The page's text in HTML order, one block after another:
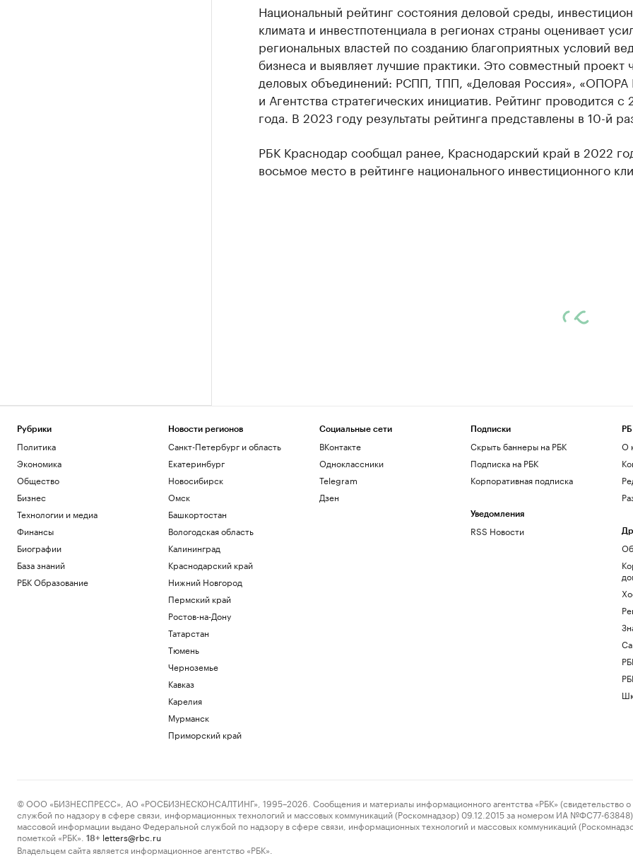
Национальный рейтинг состояния деловой среды,
климата и инвестпотенциала в регионах страны оценивает
региональных властей по созданию благоприятных условий
бизнеса и выявляет лучшие практики. Это совместный проект
деловых объединений: РСПП, ТПП, «Деловая Россия», «ОПОРА
и Агентства стратегических инициатив. Рейтинг проводится с
года. В 2023 году результаты рейтинга представлены в 10-й
РБК Краснодар сообщал ранее, Краснодарский край в 2022
восьмое место в рейтинге национального инвестиционного
Рубрики
Политика
Экономика
Общество
Бизнес
Технологии и медиа
Финансы
Биографии
База знаний
РБК Образование
Новости регионов
Санкт-Петербург и область
Екатеринбург
Новосибирск
Омск
Башкортостан
Вологодская область
Калининград
Краснодарский край
Нижний Новгород
Пермский край
Ростов-на-Дону
Татарстан
Тюмень
Черноземье
Кавказ
Карелия
Мурманск
Приморский край
Социальные сети
ВКонтакте
Одноклассники
Telegram
Дзен
Подписки
Скрыть баннеры на РБК
Подписка на РБК
Корпоративная подписка
Уведомления
RSS Новости
О
© ООО «БИЗНЕСПРЕСС», АО «РОСБИЗНЕСКОНСАЛТИНГ», 1995–2026. Сообщения и материалы информационного агентства «РБК» (свидетельство о
службой по надзору в сфере связи, информационных технологий и массовых коммуникаций (Роскомнадзор) 09.12.2015 за номером ИА №ФС77-63848)
массовой информации выдано Федеральной службой по надзору в сфере связи, информационных технологий и массовых коммуникаций
пометкой «РБК».
18+ letters@rbc.ru
Владельцем сайта является информационное агентство «РБК».